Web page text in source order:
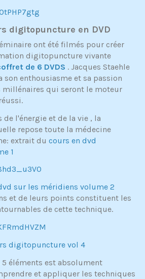
digitopuncture en DVD
ont été filmés pour créer
digitopuncture vivante
de 6 DVDS . Jacques Staehle
enthousiasme et sa passion
millénaires qui seront le moteur
de l'énergie et de la vie , la
repose toute la médecine
extrait du cours en dvd
1
sur les méridiens volume 2
et de leurs points constituent les
de cette technique.
digitopuncture vol 4
5 éléments est absolument
et appliquer les techniques